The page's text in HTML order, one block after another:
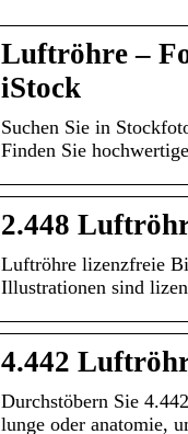
Luftröhre –
iStock
Suchen Sie in
Finden Sie
2.448
Luftröhre lizenzfreie
Illustrationen sind
4.442
Durchstöbern Sie
lunge oder anatomie,